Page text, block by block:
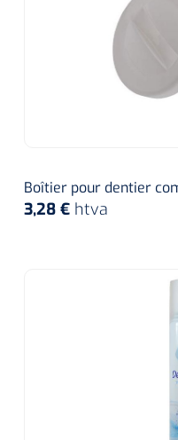
Boîtier pour dentier
3,28 € htva